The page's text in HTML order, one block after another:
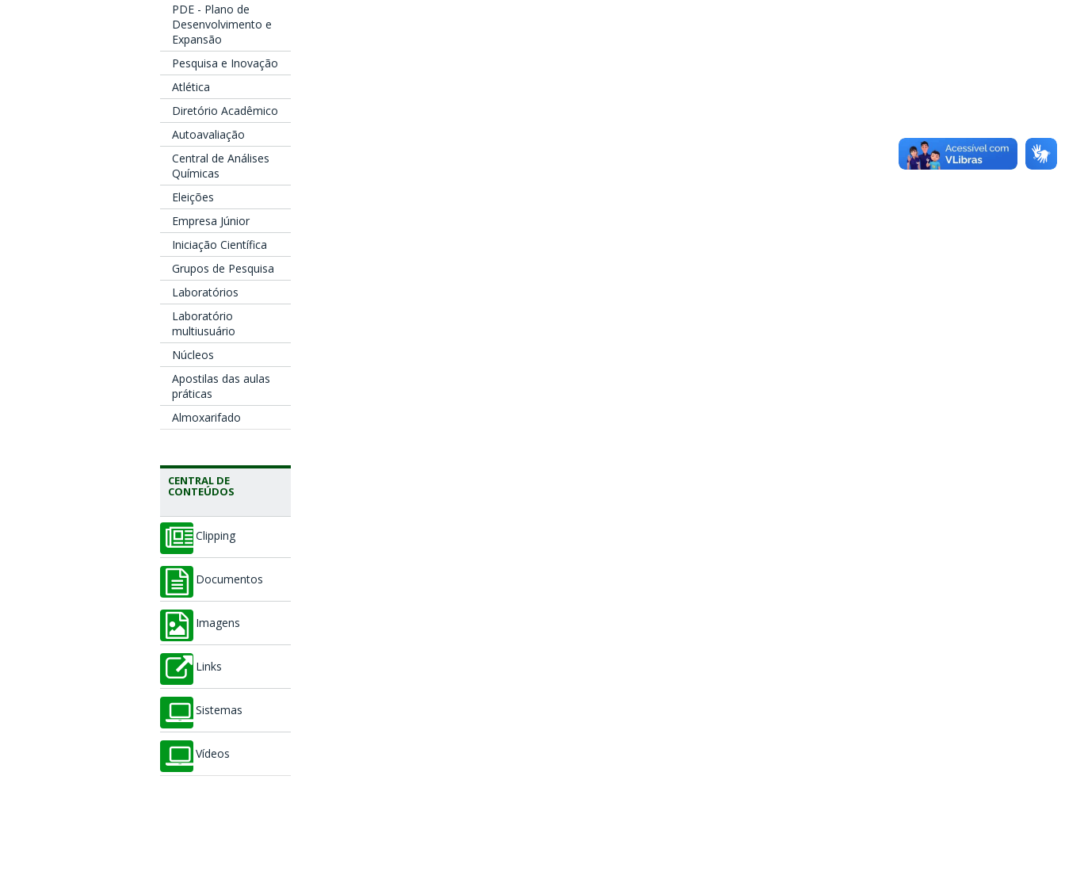
PDE - Plano de
Desenvolvimento e
Expansão
Pesquisa e Inovação
Atlética
Diretório Acadêmico
Autoavaliação
Central de Análises
Químicas
Eleições
Empresa Júnior
Iniciação Científica
Grupos de Pesquisa
Laboratórios
Laboratório
multiusuário
Núcleos
Apostilas das aulas
práticas
Almoxarifado
CENTRAL DE
CONTEÚDOS
Clipping
Documentos
Imagens
Links
Sistemas
Vídeos